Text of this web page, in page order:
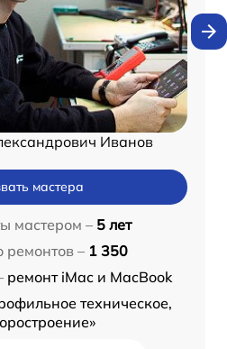
Иванов
мастера
мастером – 5 лет
– 1 350
ремонт iMac и MacBook
техническое,